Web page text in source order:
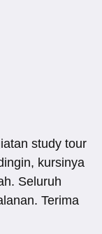
study tour
kursinya
Seluruh
Terima